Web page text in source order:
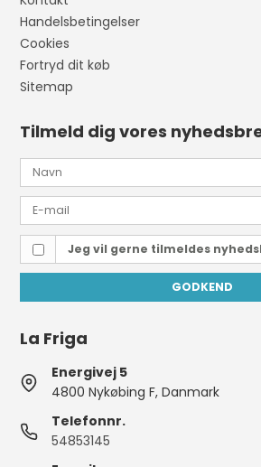
Handelsbetingelser
Cookies
Fortryd dit køb
Sitemap
Tilmeld dig vores
Jeg vil gerne tilmeldes
GODKEND
La Friga
Energivej 5
4800 Nykøbing F, Danmark
Telefonnr.
54853145